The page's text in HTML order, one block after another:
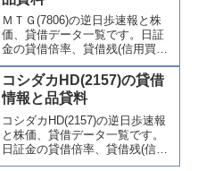
売り関連情報を集計し、図解で
わかりやすくまとめて掲載して
います。
ＭＴＧ(7806)の逆日歩速報と株
価、貸借データ一覧です。日証
金の貸借倍率、貸借残(信用買
残、信用売残)、品貸料(逆日
歩)、東証の週末残高、規制(注意
喚起・申込停止)など、空売り関
連情報を集計し、図解でわかり
やすくまとめて掲載していま
す。
コシダカHD(2157)の貸借
情報と品貸料
コシダカHD(2157)の逆日歩速報
と株価、貸借データ一覧です。
日証金の貸借倍率、貸借残(信用
買残、信用売残)、品貸料(逆日